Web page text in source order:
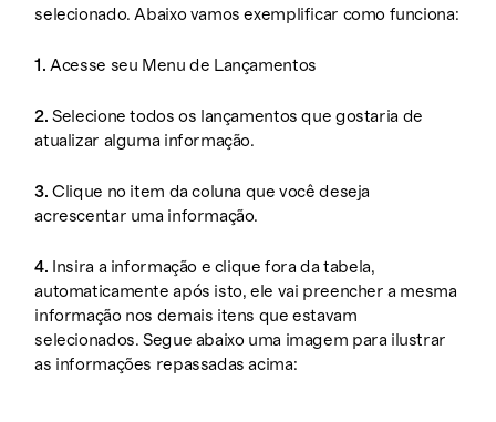
selecionado. Abaixo vamos exemplificar como funciona:
1. Acesse seu Menu de Lançamentos
2. Selecione todos os lançamentos que gostaria de
atualizar alguma informação.
3. Clique no item da coluna que você deseja
acrescentar uma informação.
4. Insira a informação e clique fora da tabela,
automaticamente após isto, ele vai preencher a mesma
informação nos demais itens que estavam
selecionados. Segue abaixo uma imagem para ilustrar
as informações repassadas acima: